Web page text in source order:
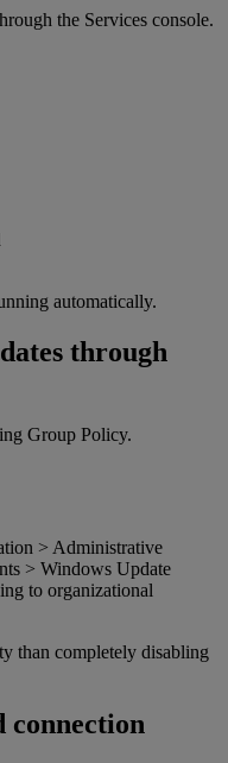
the Services console.
automatically.
through
Group Policy.
> Administrative
> Windows Update
to organizational
than completely disabling
connection